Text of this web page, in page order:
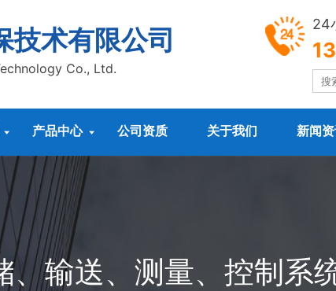
技术有限公司
Co., Ltd.
24
 产品中心  公司资质 关于我们 新闻
、输送、测量、控制系